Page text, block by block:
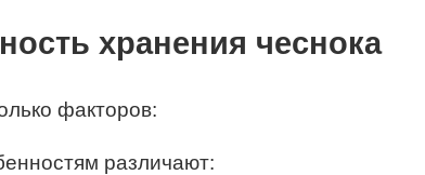
хранения чеснока
факторов:
различают: